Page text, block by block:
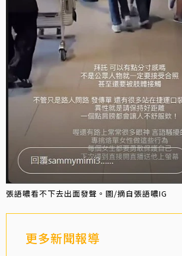
張語噥看不下去出面發聲。圖/摘自張語噥IG
更多新聞報導